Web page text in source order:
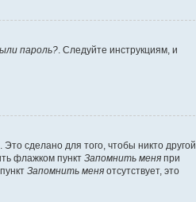
пароль? . Следуйте инструкциям, и
сделано для того, чтобы никто другой
флажком пункт Запомнить меня при
Запомнить меня отсутствует, это